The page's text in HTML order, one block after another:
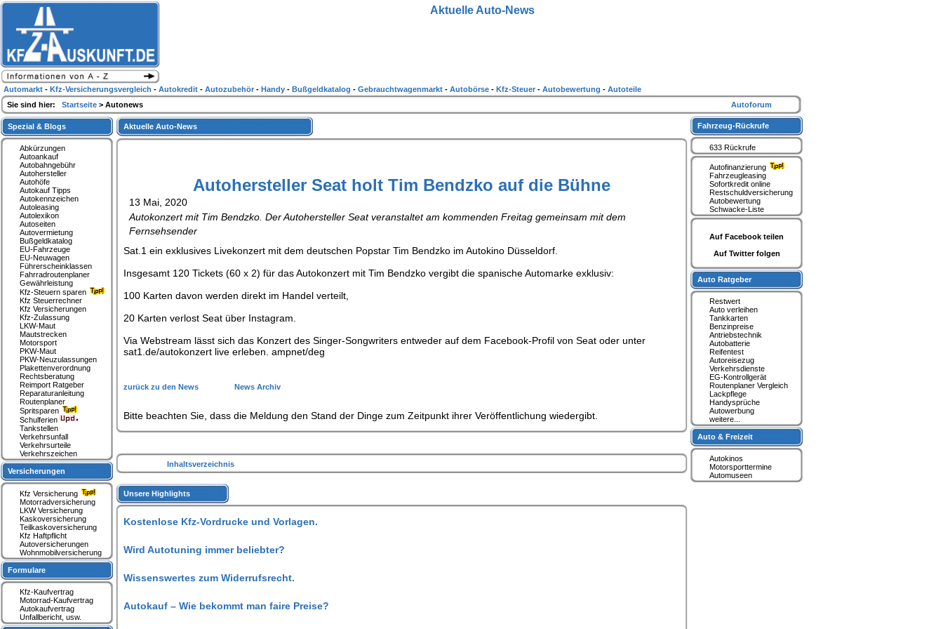
Aktuelle Auto-News
Autohersteller Seat holt Tim Bendzko auf die Bühne
13 Mai, 2020
Autokonzert mit Tim Bendzko. Der Autohersteller Seat veranstaltet am kommenden Freitag gemeinsam mit dem
Fernsehsender
Sat.1 ein exklusives Livekonzert mit dem deutschen Popstar Tim Bendzko im Autokino Düsseldorf.
Insgesamt 120 Tickets (60 x 2) für das Autokonzert mit Tim Bendzko vergibt die spanische Automarke exklusiv:
100 Karten davon werden direkt im Handel verteilt,
20 Karten verlost Seat über Instagram.
Via Webstream lässt sich das Konzert des Singer-Songwriters entweder auf dem Facebook-Profil von Seat oder unter
sat1.de/autokonzert live erleben. ampnet/deg
zurück zu den News News Archiv
Bitte beachten Sie, dass die Meldung den Stand der Dinge zum Zeitpunkt ihrer Veröffentlichung wiedergibt.
Inhaltsverzeichnis
Unsere Highlights
Kostenlose Kfz-Vordrucke und Vorlagen.
Wird Autotuning immer beliebter?
Wissenswertes zum Widerrufsrecht.
Autokauf – Wie bekommt man faire Preise?
Spezial & Blogs
Abkürzungen
Autoankauf
Autobahngebühr
Autohersteller
Autohöfe
Autokauf Tipps
Autokennzeichen
Autoleasing
Autolexikon
Autoseiten
Autovermietung
Bußgeldkatalog
EU-Fahrzeuge
EU-Neuwagen
Führerscheinklassen
Fahrradroutenplaner
Gewährleistung
Kfz-Steuern sparen
Kfz Steuerrechner
Kfz Versicherungen
Kfz-Zulassung
LKW-Maut
Mautstrecken
Motorsport
PKW-Maut
PKW-Neuzulassungen
Plakettenverordnung
Rechtsberatung
Reimport Ratgeber
Reparaturanleitung
Routenplaner
Spritsparen
Schulferien
Tankstellen
Verkehrsunfall
Verkehrsurteile
Verkehrszeichen
Versicherungen
Kfz Versicherung
Motorradversicherung
LKW Versicherung
Kaskoversicherung
Teilkaskoversicherung
Kfz Haftpflicht
Autoversicherungen
Wohnmobilversicherung
Formulare
Kfz-Kaufvertrag
Motorrad-Kaufvertrag
Autokaufvertrag
Unfallbericht, usw.
Fahrzeug-Rückrufe
633 Rückrufe
Autofinanzierung
Fahrzeugleasing
Sofortkredit online
Restschuldversicherung
Autobewertung
Schwacke-Liste
Auf Facebook teilen
Auf Twitter folgen
Auto Ratgeber
Restwert
Auto verleihen
Tankkarten
Benzinpreise
Antriebstechnik
Autobatterie
Reifentest
Autoreisezug
Verkehrsdienste
EG-Kontrollgerät
Routenplaner Vergleich
Lackpflege
Handysprüche
Autowerbung
weitere...
Auto & Freizeit
Autokinos
Motorsporttermine
Automuseen
Aktuelle Auto-News
Automarkt - Kfz-Versicherungsvergleich - Autokredit - Autozubehör - Handy - Bußgeldkatalog - Gebrauchtwagenmarkt - Autobörse - Kfz-Steuer - Autobewertung - Autoteile
Sie sind hier: Startseite > Autonews Autoforum